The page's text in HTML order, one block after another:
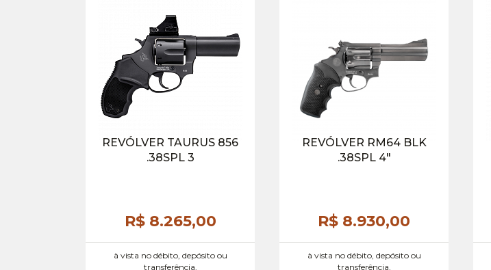
REVÓLVER TAURUS 856
.38SPL 3
R$ 8.265,00
à vista no débito, depósito ou
transferência.
REVÓLVER RM64 BLK
.38SPL 4″
R$ 8.930,00
à vista no débito, depósito ou
transferência.